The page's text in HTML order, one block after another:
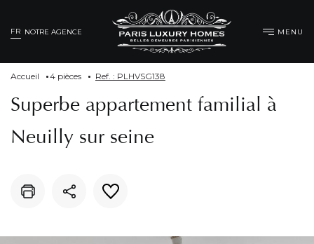
FR NOTRE AGENCE MENU
Accueil 4 pièces Ref. : PLHVSG138
Superbe appartement familial à
Neuilly sur seine